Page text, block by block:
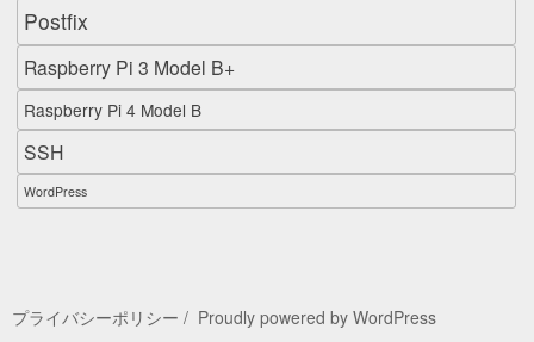
Postfix
Raspberry Pi 3 Model B+
Raspberry Pi 4 Model B
SSH
WordPress
プライバシーポリシー Proudly powered by WordPress